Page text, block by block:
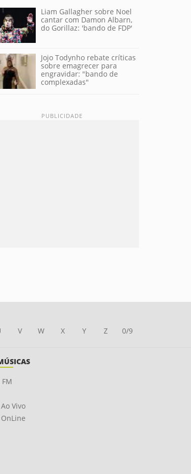
Liam Gallagher sobre Noel
cantar com Damon Albarn,
do Gorillaz: 'bando de FDP'
Jojo Todynho rebate críticas
sobre emagrecer para
engravidar: "bando de
complexadas"
V W X Y Z 0/9
Vivo